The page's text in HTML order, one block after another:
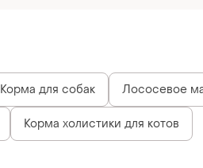
Корма для собак Лососевое
Корма холистики для котов